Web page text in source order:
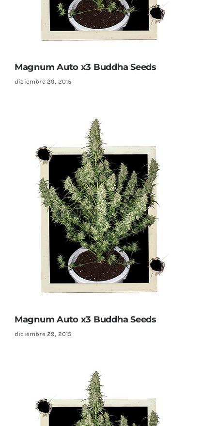
Magnum Auto x3 Buddha Seeds
diciembre 29, 2015
Magnum Auto x3 Buddha Seeds
diciembre 29, 2015